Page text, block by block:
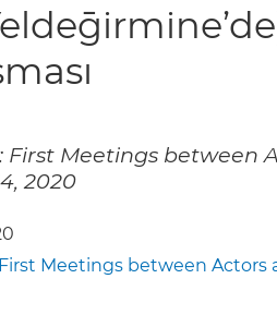
First Meetings between
2020
Meetings between Actors